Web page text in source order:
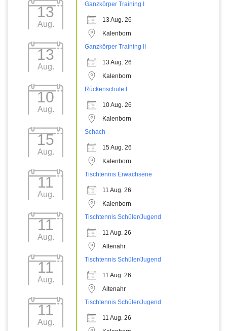
13
Aug.
Ganzkörper Training I
13 Aug. 26
Kalenborn
13
Aug.
Ganzkörper Training II
13 Aug. 26
Kalenborn
10
Aug.
Rückenschule I
10 Aug. 26
Kalenborn
15
Aug.
Schach
15 Aug. 26
Kalenborn
11
Aug.
Tischtennis Erwachsene
11 Aug. 26
Kalenborn
11
Aug.
Tischtennis Schüler/Jugend
11 Aug. 26
Altenahr
11
Aug.
Tischtennis Schüler/Jugend
11 Aug. 26
Altenahr
11
Aug.
Tischtennis Schüler/Jugend
11 Aug. 26